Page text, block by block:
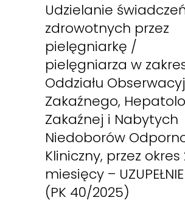
Udzielanie
zdrowotnych przez
pielęgniarkę /
pielęgniarza w
Oddziału
Zakaźnego,
Zakaźnej i Nabytych
Niedoborów
Kliniczny, przez okres
miesięcy –
(PK 40/2025)